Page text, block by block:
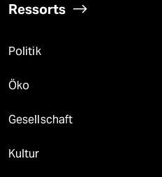
Ressorts
Politik
Öko
Gesellschaft
Kultur